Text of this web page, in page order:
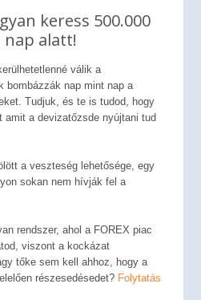
keress 500.000
alatt!
válik a
bombázzák nap mint nap a
Tudjuk, és te is tudod, hogy
amit a devizatőzsde nyújtani tud
a veszteség lehetősége, egy
sokan nem hívják fel a
rendszer, ahol a FOREX piac
viszont a kockázat
tőke sem kell ahhoz, hogy a
részesedésedet? Folytatás